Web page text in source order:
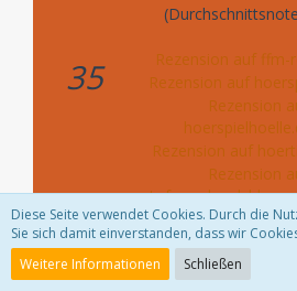
35
Rezension auf ffm-
Rezension auf
Rezension
Rezension auf
Rezension
Diese Seite verwendet Cookies. Durch die
Sie sich damit einverstanden, dass wir
Weitere Informationen
Schließen